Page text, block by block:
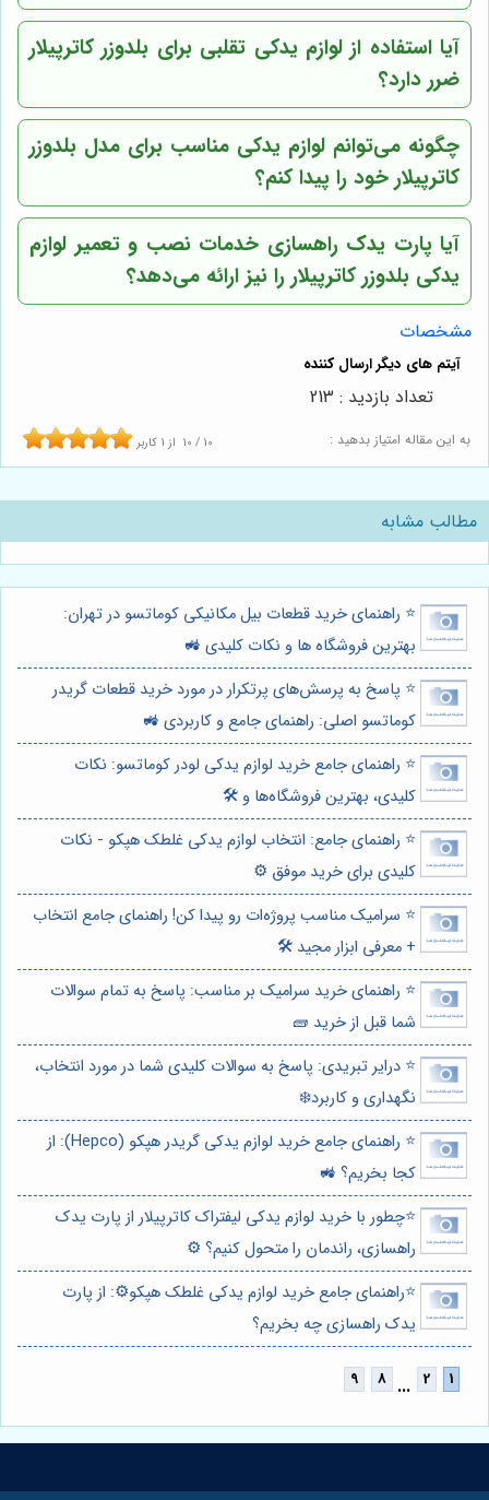
آیا استفاده از لوازم یدکی تقلبی برای بلدوزر کاترپیلار
ضرر دارد؟
چگونه می‌توانم لوازم یدکی مناسب برای مدل بلدوزر
کاترپیلار خود را پیدا کنم؟
آیاپارت یدک راهسازی خدمات نصب و تعمیر لوازم
یدکی بلدوزر کاترپیلار را نیز ارائه می‌دهد؟
مشخصات
به این مقاله امتیاز بدهید : 10 / 10 از 1 کاربر
تعداد بازدید : 213
مطالب مشابه
⭐️ راهنمای خرید قطعات بیل مکانیکی کوماتسو در تهران:
بهترین فروشگاه ها و نکات کلیدی 🚜
⭐️ پاسخ به پرسش‌های پرتکرار در مورد خرید قطعات گریدر
کوماتسو اصلی: راهنمای جامع و کاربردی 🚜
⭐️ راهنمای جامع خرید لوازم یدکی لودر کوماتسو: نکات
کلیدی، بهترین فروشگاه‌ها و 🛠️
⭐️ راهنمای جامع: انتخاب لوازم یدکی غلطک هپکو - نکات
کلیدی برای خرید موفق ⚙️
⭐️ سرامیک مناسب پروژه‌ات رو پیدا کن! راهنمای جامع انتخاب
+ معرفی ابزار مجید 🛠️
⭐️ راهنمای خرید سرامیک بر مناسب: پاسخ به تمام سوالات
شما قبل از خرید 🧱
⭐️ درایر تبریدی: پاسخ به سوالات کلیدی شما در مورد انتخاب،
نگهداری و کاربرد❄️
⭐️ راهنمای جامع خرید لوازم یدکی گریدر هپکو (Hepco): از
کجا بخریم؟ 🚜
⭐️چطور با خرید لوازم یدکی لیفتراک کاترپیلار از پارت یدک
راهسازی، راندمان را متحول کنیم؟ ⚙️
⭐️راهنمای جامع خرید لوازم یدکی غلطک هپکو⚙️: از پارت
یدک راهسازی چه بخریم؟
...